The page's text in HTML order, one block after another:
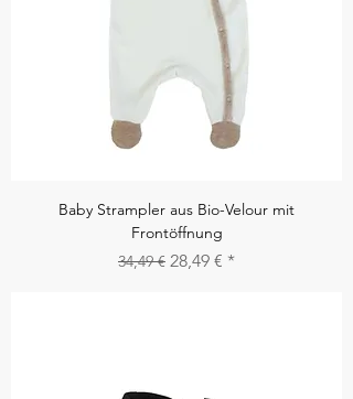
Baby Strampler aus Bio-Velour mit
Frontöffnung
Standardpreis
34,49 € Sale-Preis
28,49 €